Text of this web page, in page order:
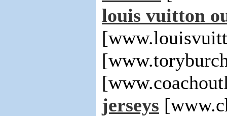
louis vuitton
jerseys